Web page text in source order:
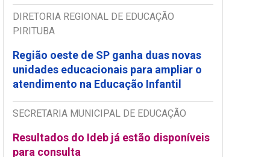
DIRETORIA REGIONAL DE EDUCAÇÃO
PIRITUBA
Região oeste de SP ganha duas novas
unidades educacionais para ampliar o
atendimento na Educação Infantil
SECRETARIA MUNICIPAL DE EDUCAÇÃO
Resultados do Ideb já estão disponíveis
para consulta